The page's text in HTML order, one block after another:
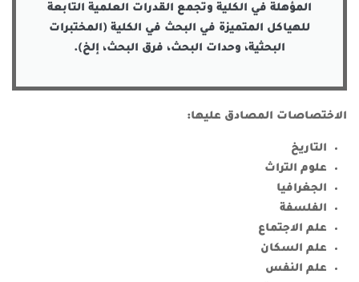
المؤهلة في الكلية وتجمع القدرات العلمية التابعة
للهياكل المتميزة في البحث في الكلية (المختبرات
البحثية، وحدات البحث، فرق البحث، إلخ).
الاختصاصات المصادق عليها:
التاريخ
علوم التراث
الجغرافيا
الفلسفة
علم الاجتماع
علم السكان
علم النفس